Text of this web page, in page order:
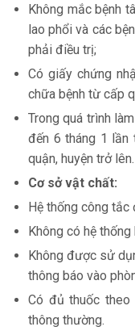
Không mắc bệnh
lao phổi và các
phải điều trị;
Có giấy chứng
chữa bệnh từ cấp
Trong quá trình
đến 6 tháng 1 lần
quận, huyện trở lên.
Cơ sở vật chất:
Hệ thống công tắc
Không có hệ
Không được sử
thông báo vào
Có đủ thuốc
thông thường.